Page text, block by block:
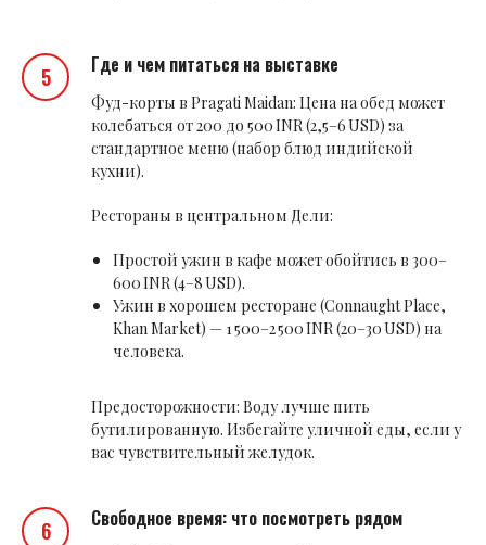
Где и чем питаться на выставке
Фуд-корты в Pragati Maidan: Цена на обед может
колебаться от 200 до 500 INR (2,5–6 USD) за
стандартное меню (набор блюд индийской
кухни).
Рестораны в центральном Дели:
Простой ужин в кафе может обойтись в 300–
600 INR (4–8 USD).
Ужин в хорошем ресторане (Connaught Place,
Khan Market) — 1 500–2 500 INR (20–30 USD) на
человека.
Предосторожности: Воду лучше пить
бутилированную. Избегайте уличной еды, если у
вас чувствительный желудок.
Свободное время: что посмотреть рядом